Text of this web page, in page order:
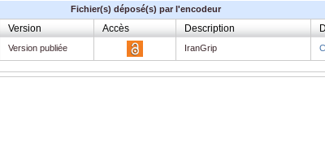
Fichier(s) déposé(s) par l'encodeur
Version Accès Description
Version publiée IranGrip